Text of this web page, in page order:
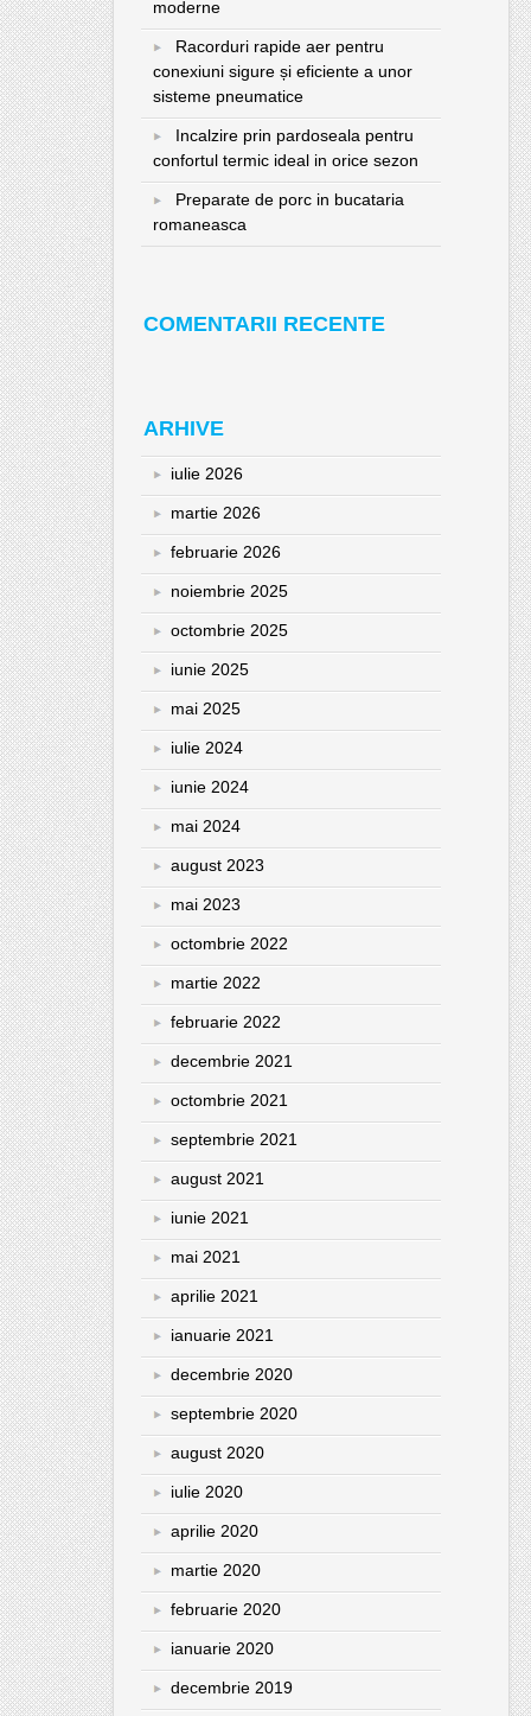
moderne
Racorduri rapide aer pentru
conexiuni sigure și eficiente a unor
sisteme pneumatice
Incalzire prin pardoseala pentru
confortul termic ideal in orice sezon
Preparate de porc in bucataria
romaneasca
COMENTARII RECENTE
ARHIVE
iulie 2026
martie 2026
februarie 2026
noiembrie 2025
octombrie 2025
iunie 2025
mai 2025
iulie 2024
iunie 2024
mai 2024
august 2023
mai 2023
octombrie 2022
martie 2022
februarie 2022
decembrie 2021
octombrie 2021
septembrie 2021
august 2021
iunie 2021
mai 2021
aprilie 2021
ianuarie 2021
decembrie 2020
septembrie 2020
august 2020
iulie 2020
aprilie 2020
martie 2020
februarie 2020
ianuarie 2020
decembrie 2019